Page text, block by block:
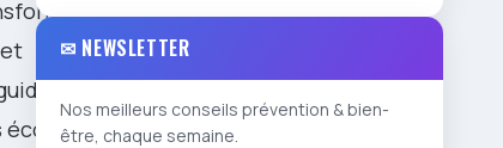
écoles,
✉ NEWSLETTER
Nos meilleurs conseils prévention & bien-
être, chaque semaine.